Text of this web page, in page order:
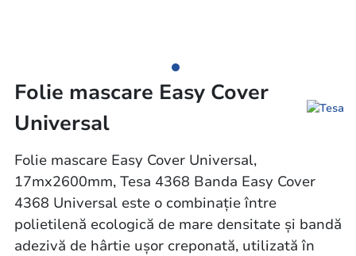
Folie mascare Easy Cover
Universal
Folie mascare Easy Cover Universal,
17mx2600mm, Tesa 4368 Banda Easy Cover
4368 Universal este o combinaţie între
polietilenă ecologică de mare densitate şi bandă
adezivă de hârtie uşor creponată, utilizată în